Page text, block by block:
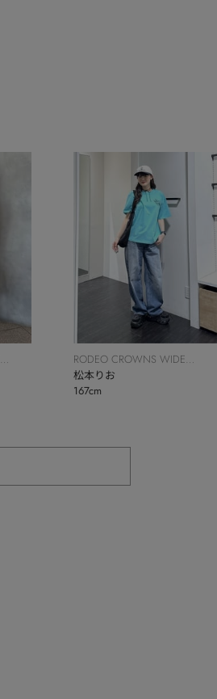
RODEO CROWNS WIDE
BOWL
松本りお
167cm